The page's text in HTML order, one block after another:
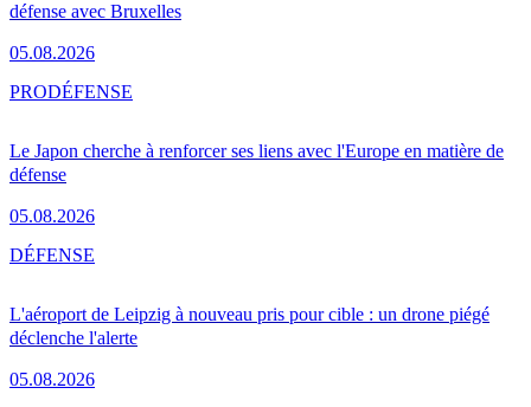
défense avec Bruxelles
05.08.2026
Le Japon cherche à renforcer ses liens avec l'Europe en matière de
défense
05.08.2026
PRODÉFENSE
L'aéroport de Leipzig à nouveau pris pour cible : un drone piégé
déclenche l'alerte
05.08.2026
DÉFENSE